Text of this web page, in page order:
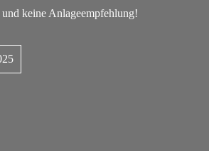
keine Anlageempfehlung!